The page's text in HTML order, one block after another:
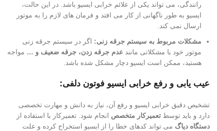
رانندگی، می تواند یکی از علائم خرابی ایسیو باشد. در این حالت،
ایسیو به طور ناگهانی از کار می افتد و فرمان های لازم را به موتور
ارسال نمی کند.
مشکلات مربوط به سیستم جرقه زنی: اگر در سیستم جرقه زنی
موتور خود با مشکلاتی مانند عدم جرقه زدن، جرقه ضعیف و … مواجه
هستید، ممکن است ایسیو دچار مشکل شده باشد.
عیب یابی و رفع خرابی ایسیو فوتون دلفی:
تشخیص دقیق خرابی ایسیو و رفع آن، نیاز به دانش و مهارت تخصصی
دارد و باید توسط تعمیرکار متخصص انجام شود. تعمیرکار با استفاده از
دستگاه دیاگ می تواند کدهای خطا را از ایسیو استخراج کرده و علت